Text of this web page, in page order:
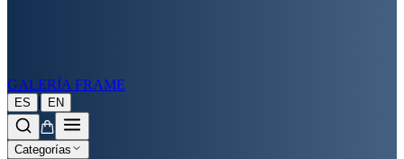
GALERÍA FRAME
ES | EN
Categorías